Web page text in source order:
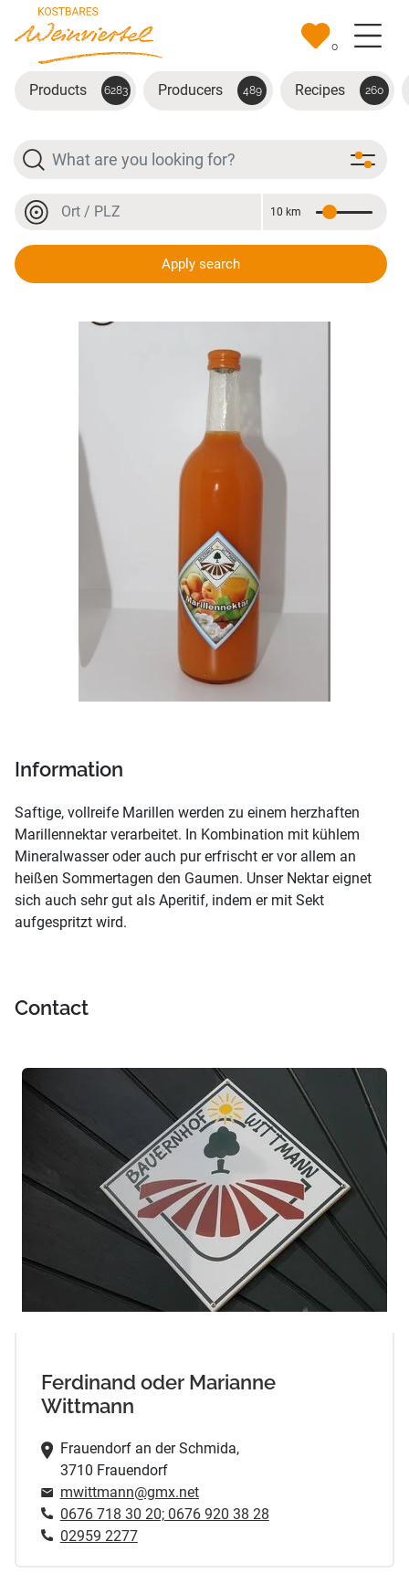
Skip to main content
0
Products 6283 Producers 489 Recipes 260
Search
Location or postal code
Distance
10 km
Apply search
Marillennektar
Information
Saftige, vollreife Marillen werden zu einem herzhaften
Marillennektar verarbeitet. In Kombination mit kühlem
Mineralwasser oder auch pur erfrischt er vor allem an
heißen Sommertagen den Gaumen. Unser Nektar eignet
sich auch sehr gut als Aperitif, indem er mit Sekt
aufgespritzt wird.
Contact
Ferdinand oder Marianne
Wittmann
Frauendorf an der Schmida,
3710 Frauendorf
mwittmann@gmx.net
0676 718 30 20; 0676 920 38 28
02959 2277